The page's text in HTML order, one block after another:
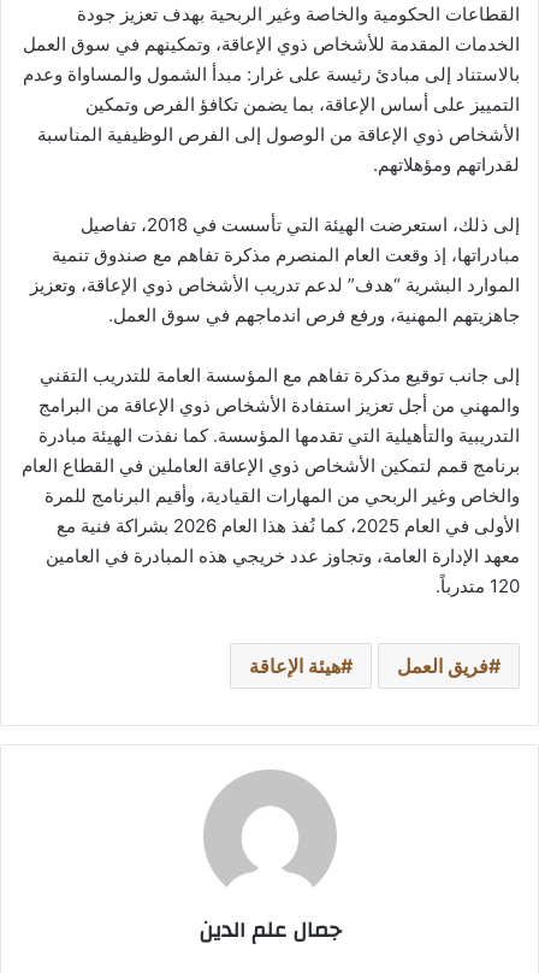
القطاعات الحكومية والخاصة وغير الربحية بهدف تعزيز جودة
الخدمات المقدمة للأشخاص ذوي الإعاقة، وتمكينهم في سوق العمل
بالاستناد إلى مبادئ رئيسة على غرار: مبدأ الشمول والمساواة وعدم
التمييز على أساس الإعاقة، بما يضمن تكافؤ الفرص وتمكين
الأشخاص ذوي الإعاقة من الوصول إلى الفرص الوظيفية المناسبة
لقدراتهم ومؤهلاتهم.
إلى ذلك، استعرضت الهيئة التي تأسست في 2018، تفاصيل
مبادراتها، إذ وقعت العام المنصرم مذكرة تفاهم مع صندوق تنمية
الموارد البشرية “هدف” لدعم تدريب الأشخاص ذوي الإعاقة، وتعزيز
جاهزيتهم المهنية، ورفع فرص اندماجهم في سوق العمل.
إلى جانب توقيع مذكرة تفاهم مع المؤسسة العامة للتدريب التقني
والمهني من أجل تعزيز استفادة الأشخاص ذوي الإعاقة من البرامج
التدريبية والتأهيلية التي تقدمها المؤسسة. كما نفذت الهيئة مبادرة
برنامج قمم لتمكين الأشخاص ذوي الإعاقة العاملين في القطاع العام
والخاص وغير الربحي من المهارات القيادية، وأقيم البرنامج للمرة
الأولى في العام 2025، كما نُفذ هذا العام 2026 بشراكة فنية مع
معهد الإدارة العامة، وتجاوز عدد خريجي هذه المبادرة في العامين
120 متدرباً.
فريق العمل هيئة الإعاقة
جمال علم الدين